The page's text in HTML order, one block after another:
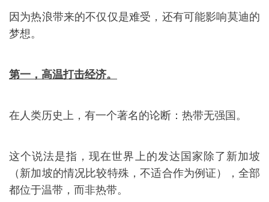
因为热浪带来的不仅仅是难受，还有可能影响莫迪的
梦想。
第一，高温打击经济。
在人类历史上，有一个著名的论断：热带无强国。
这个说法是指，现在世界上的发达国家除了新加坡
（新加坡的情况比较特殊，不适合作为例证），全部
都位于温带，而非热带。